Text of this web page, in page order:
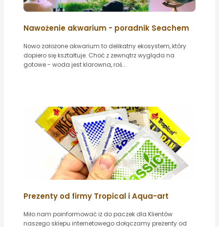
Nawożenie akwarium - poradnik Seachem
Nowo założone akwarium to delikatny ekosystem, który
dopiero się kształtuje. Choć z zewnątrz wygląda na
gotowe - woda jest klarowna, roś...
Prezenty od firmy Tropical i Aqua-art
Miło nam poinformować iż do paczek dla Klientów
naszego sklepu internetowego dołączamy prezenty od